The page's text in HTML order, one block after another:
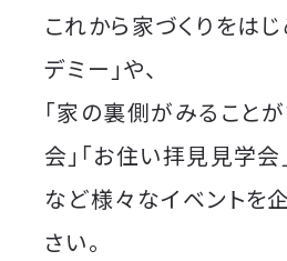
これから家づくりをは
デミー」や、
「家の裏側がみること
会」「お住い拝見見学会
など様々なイベントを
さい。